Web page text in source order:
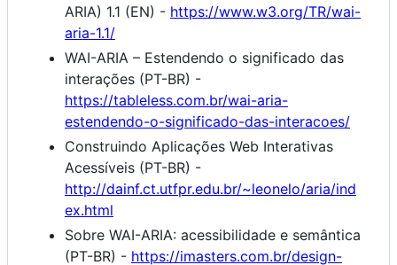
ARIA) 1.1 (EN) - https://www.w3.org/TR/wai-
aria-1.1/
WAI-ARIA – Estendendo o significado das
interações (PT-BR) -
https://tableless.com.br/wai-aria-
estendendo-o-significado-das-interacoes/
Construindo Aplicações Web Interativas
Acessíveis (PT-BR) -
http://dainf.ct.utfpr.edu.br/~leonelo/aria/ind
ex.html
Sobre WAI-ARIA: acessibilidade e semântica
(PT-BR) - https://imasters.com.br/design-